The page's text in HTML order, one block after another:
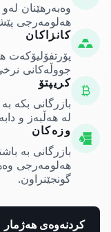
وەبەرهێنان
هەلومەرجی
کانزاکان
جووڵەکانی
کریپتۆ
بازرگانی بکە
لە هەڵبەز و
وزەکان
بازرگانی بە
هەلومەرجی
گونجێنراون.
کردنەوەی هەژمار